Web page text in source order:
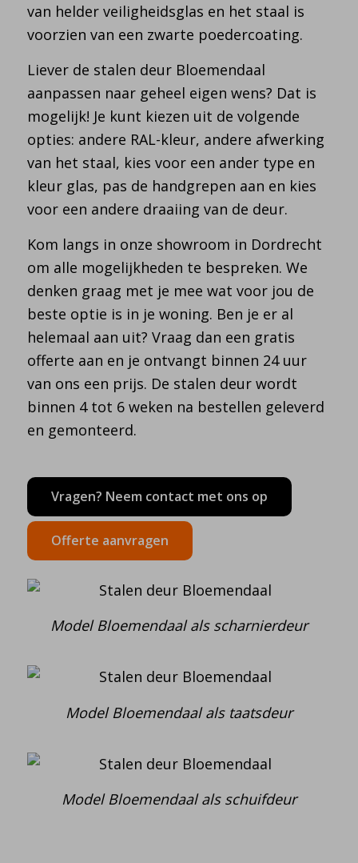
van helder veiligheidsglas en het staal is
voorzien van een zwarte poedercoating.
Liever de stalen deur Bloemendaal
aanpassen naar geheel eigen wens? Dat is
mogelijk! Je kunt kiezen uit de volgende
opties: andere RAL-kleur, andere afwerking
van het staal, kies voor een ander type en
kleur glas, pas de handgrepen aan en kies
voor een andere draaiing van de deur.
Kom langs in onze showroom in Dordrecht
om alle mogelijkheden te bespreken. We
denken graag met je mee wat voor jou de
beste optie is in je woning. Ben je er al
helemaal aan uit? Vraag dan een gratis
offerte aan en je ontvangt binnen 24 uur
van ons een prijs. De stalen deur wordt
binnen 4 tot 6 weken na bestellen geleverd
en gemonteerd.
Vragen? Neem contact met ons op
Offerte aanvragen
Model Bloemendaal als scharnierdeur
Model Bloemendaal als taatsdeur
Model Bloemendaal als schuifdeur